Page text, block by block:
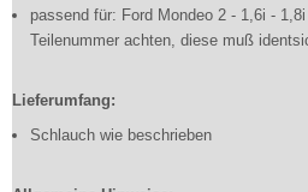
passend für: Ford Mondeo 2 - 1,6i -
Teilenummer achten, diese muß
Lieferumfang:
Schlauch wie beschrieben